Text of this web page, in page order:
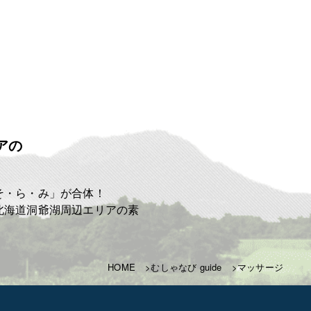
の
ら・み」が合体！
道洞爺湖周辺エリアの素
HOME むしゃなび guide マッサージ